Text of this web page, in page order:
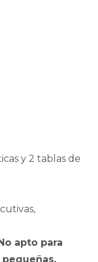
y 2 tablas de
apto para
pequeñas.